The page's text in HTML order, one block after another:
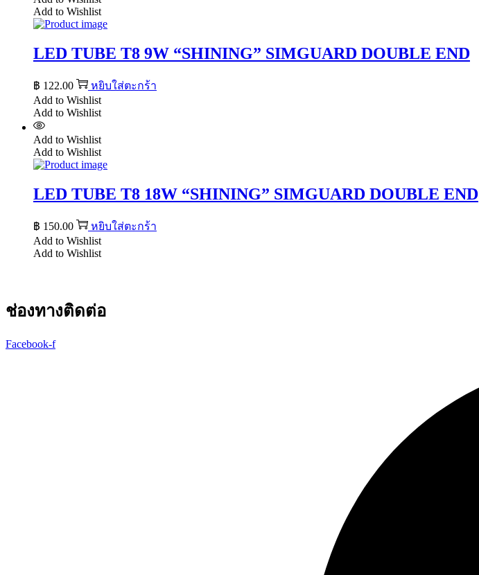
Add to Wishlist
LED TUBE T8 9W “SHINING” SIMGUARD DOUBLE END
฿ 122.00
หยิบใส่ตะกร้า
Add to Wishlist
Add to Wishlist
Add to Wishlist
Add to Wishlist
LED TUBE T8 18W “SHINING” SIMGUARD DOUBLE END
฿ 150.00
หยิบใส่ตะกร้า
Add to Wishlist
Add to Wishlist
ช่องทางติดต่อ
Facebook-f